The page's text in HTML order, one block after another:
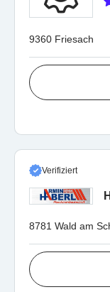
9360 Friesach
Verifiziert
8781 Wald am